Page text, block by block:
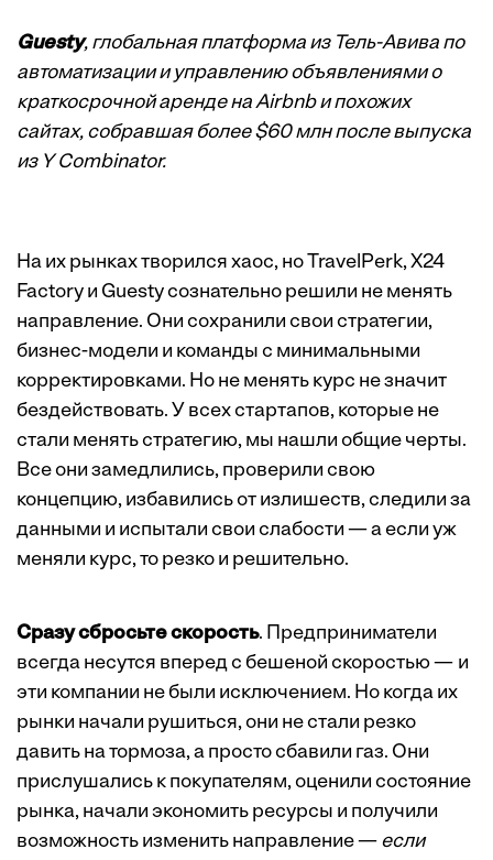
Guesty, глобальная платформа из Тель-Авива по
автоматизации и управлению объявлениями о
краткосрочной аренде на Airbnb и похожих
сайтах, собравшая более $60 млн после выпуска
из Y Combinator.
На их рынках творился хаос, но TravelPerk, X24
Factory и Guesty сознательно решили не менять
направление. Они сохранили свои стратегии,
бизнес-модели и команды с минимальными
корректировками. Но не менять курс не значит
бездействовать. У всех стартапов, которые не
стали менять стратегию, мы нашли общие черты.
Все они замедлились, проверили свою
концепцию, избавились от излишеств, следили за
данными и испытали свои слабости — а если уж
меняли курс, то резко и решительно.
Сразу сбросьте скорость. Предприниматели
всегда несутся вперед с бешеной скоростью — и
эти компании не были исключением. Но когда их
рынки начали рушиться, они не стали резко
давить на тормоза, а просто сбавили газ. Они
прислушались к покупателям, оценили состояние
рынка, начали экономить ресурсы и получили
возможность изменить направление — если